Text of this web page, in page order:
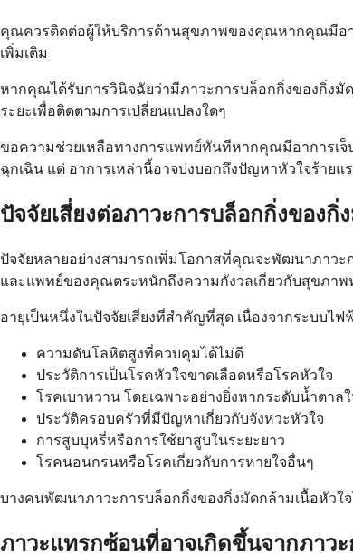
คุณควรติดต่อผู้ให้บริการด้านสุขภาพของคุณหากคุณมีอา
เพิ่มเติม
หากคุณได้รับการวินิจฉัยว่ามีภาวะการบล็อกกิ่งของกิ่งมั
ระยะเพื่อติดตามการเปลี่ยนแปลงใดๆ
ขอความช่วยเหลือทางการแพทย์ทันทีหากคุณมีอาการเจ็
ฉุกเฉิน แต่ อาการเหล่านี้อาจบ่งบอกถึงปัญหาหัวใจร้ายแ
ปัจจัยเสี่ยงต่อภาวะการบล็อกกิ่งของกิ่
ปัจจัยหลายอย่างสามารถเพิ่มโอกาสที่คุณจะพัฒนาภาวะ
และแพทย์ของคุณตระหนักถึงความกังวลเกี่ยวกับสุขภาพ
อายุเป็นหนึ่งในปัจจัยเสี่ยงที่สำคัญที่สุด เนื่องจากระบบไ
ความดันโลหิตสูงที่ควบคุมได้ไม่ดี
ประวัติการเป็นโรคหัวใจขาดเลือดหรือโรคหัวใจ
โรคเบาหวาน โดยเฉพาะอย่างยิ่งหากระดับน้ำตาล
ประวัติครอบครัวที่มีปัญหาเกี่ยวกับจังหวะหัวใจ
การสูบบุหรี่หรือการใช้ยาสูบในระยะยาว
โรคนอนกรนหรือโรคเกี่ยวกับการหายใจอื่นๆ
บางคนพัฒนาภาวะการบล็อกกิ่งของกิ่งมัดกล้ามเนื้อหัวใ
ภาวะแทรกซ้อนที่อาจเกิดขึ้นจากภาว